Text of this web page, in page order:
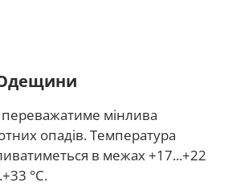
переважатиме мінлива
опадів. Температура
в межах +17...+22
°C.